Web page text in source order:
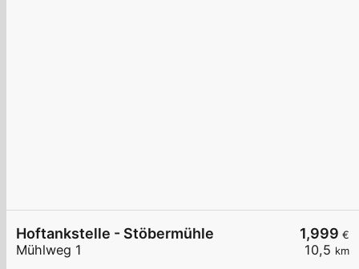
1,999 €
10,5 km
Hoftankstelle - Stöbermühle
Mühlweg 1